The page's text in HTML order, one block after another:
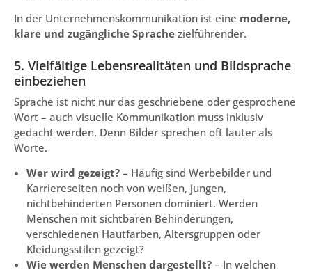
In der Unternehmenskommunikation ist eine moderne,
klare und zugängliche Sprache zielführender.
5. Vielfältige Lebensrealitäten und Bildsprache
einbeziehen
Sprache ist nicht nur das geschriebene oder gesprochene
Wort – auch visuelle Kommunikation muss inklusiv
gedacht werden. Denn Bilder sprechen oft lauter als
Worte.
Wer wird gezeigt? – Häufig sind Werbebilder und
Karriereseiten noch von weißen, jungen,
nichtbehinderten Personen dominiert. Werden
Menschen mit sichtbaren Behinderungen,
verschiedenen Hautfarben, Altersgruppen oder
Kleidungsstilen gezeigt?
Wie werden Menschen dargestellt? – In welchen